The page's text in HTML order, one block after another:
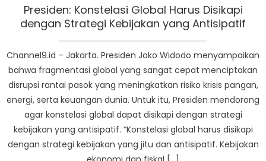
Presiden: Konstelasi Global Harus Disikapi
dengan Strategi Kebijakan yang Antisipatif
Channel9.id – Jakarta. Presiden Joko Widodo menyampaikan
bahwa fragmentasi global yang sangat cepat menciptakan
disrupsi rantai pasok yang meningkatkan risiko krisis pangan,
energi, serta keuangan dunia. Untuk itu, Presiden mendorong
agar konstelasi global dapat disikapi dengan strategi
kebijakan yang antisipatif. “Konstelasi global harus disikapi
dengan strategi kebijakan yang jitu dan antisipatif. Kebijakan